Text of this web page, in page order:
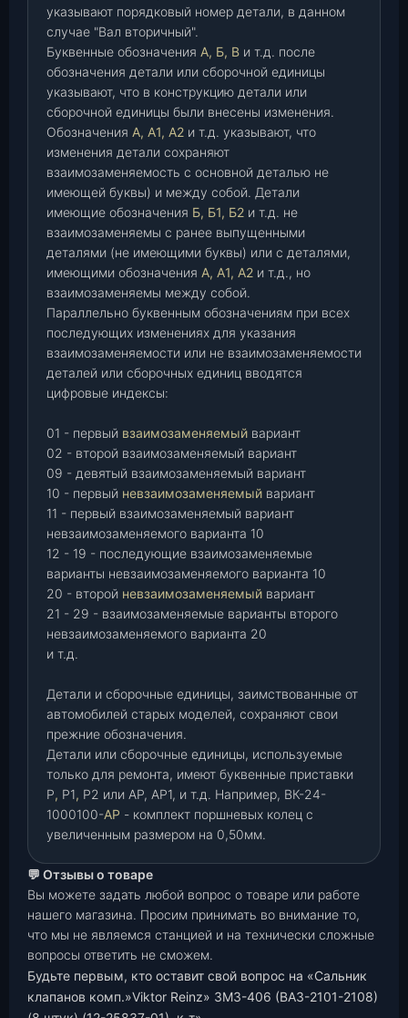
указывают порядковый номер детали, в данном
случае "Вал вторичный".
Буквенные обозначения А, Б, В и т.д. после
обозначения детали или сборочной единицы
указывают, что в конструкцию детали или
сборочной единицы были внесены изменения.
Обозначения А, А1, А2 и т.д. указывают, что
изменения детали сохраняют
взаимозаменяемость с основной деталью не
имеющей буквы) и между собой. Детали
имеющие обозначения Б, Б1, Б2 и т.д. не
взаимозаменяемы с ранее выпущенными
деталями (не имеющими буквы) или с деталями,
имеющими обозначения А, А1, А2 и т.д., но
взаимозаменяемы между собой.
Параллельно буквенным обозначениям при всех
последующих изменениях для указания
взаимозаменяемости или не взаимозаменяемости
деталей или сборочных единиц вводятся
цифровые индексы:
01 - первый взаимозаменяемый вариант
02 - второй взаимозаменяемый вариант
09 - девятый взаимозаменяемый вариант
10 - первый невзаимозаменяемый вариант
11 - первый взаимозаменяемый вариант
невзаимозаменяемого варианта 10
12 - 19 - последующие взаимозаменяемые
варианты невзаимозаменяемого варианта 10
20 - второй невзаимозаменяемый вариант
21 - 29 - взаимозаменяемые варианты второго
невзаимозаменяемого варианта 20
и т.д.
Детали и сборочные единицы, заимствованные от
автомобилей старых моделей, сохраняют свои
прежние обозначения.
Детали или сборочные единицы, используемые
только для ремонта, имеют буквенные приставки
Р, Р1, Р2 или АР, АР1, и т.д. Например, ВК-24-
1000100-АР - комплект поршневых колец с
увеличенным размером на 0,50мм.
💬 Отзывы о товаре
Вы можете задать любой вопрос о товаре или работе
нашего магазина. Просим принимать во внимание то,
что мы не являемся станцией и на технически сложные
вопросы ответить не сможем.
Будьте первым, кто оставит свой вопрос на «Сальник
клапанов комп.»Viktor Reinz» ЗМЗ-406 (ВАЗ-2101-2108)